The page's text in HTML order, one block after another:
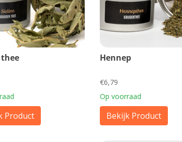
Product
Hennep
€6,79
Op voorraad
Bekijk Product